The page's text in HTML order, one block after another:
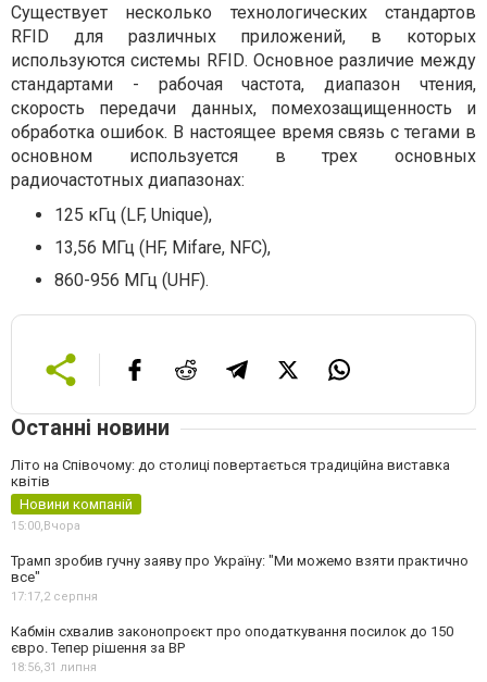
Существует несколько технологических стандартов
RFID для различных приложений, в которых
используются системы RFID. Основное различие между
стандартами - рабочая частота, диапазон чтения,
скорость передачи данных, помехозащищенность и
обработка ошибок. В настоящее время связь с тегами в
основном используется в трех основных
радиочастотных диапазонах:
125 кГц (LF, Unique),
13,56 МГц (HF, Mifare, NFC),
860-956 МГц (UHF).
Останні новини
Літо на Співочому: до столиці повертається традиційна виставка
квітів
Новини компаній
15:00,Вчора
Трамп зробив гучну заяву про Україну: "Ми можемо взяти практично
все"
17:17,2 серпня
Кабмін схвалив законопроєкт про оподаткування посилок до 150
євро. Тепер рішення за ВР
18:56,31 липня